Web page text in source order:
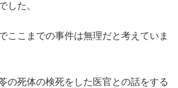
した。
ここまでの事件は無理だと考えていま
の死体の検死をした医官との話をする